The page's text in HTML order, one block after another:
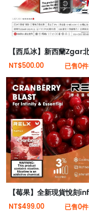
NT$500.00 已售0件
NT$499.00 已售0件